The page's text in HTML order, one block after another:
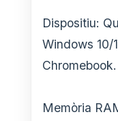
Dispositiu:
Windows 10/
Chromebook.
Memòria